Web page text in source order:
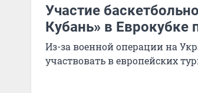
Участие
Кубань» в Еврокубке
Из-за военной операции на
участвовать в европейских